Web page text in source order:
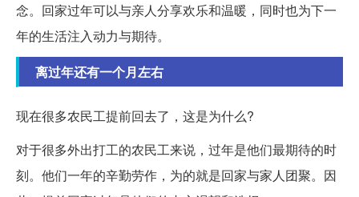
念。回家过年可以与亲人分享欢乐和温暖，同时也为下一
年的生活注入动力与期待。
离过年还有一个月左右
现在很多农民工提前回去了，这是为什么?
对于很多外出打工的农民工来说，过年是他们最期待的时
刻。他们一年的辛勤劳作，为的就是回家与家人团聚。因